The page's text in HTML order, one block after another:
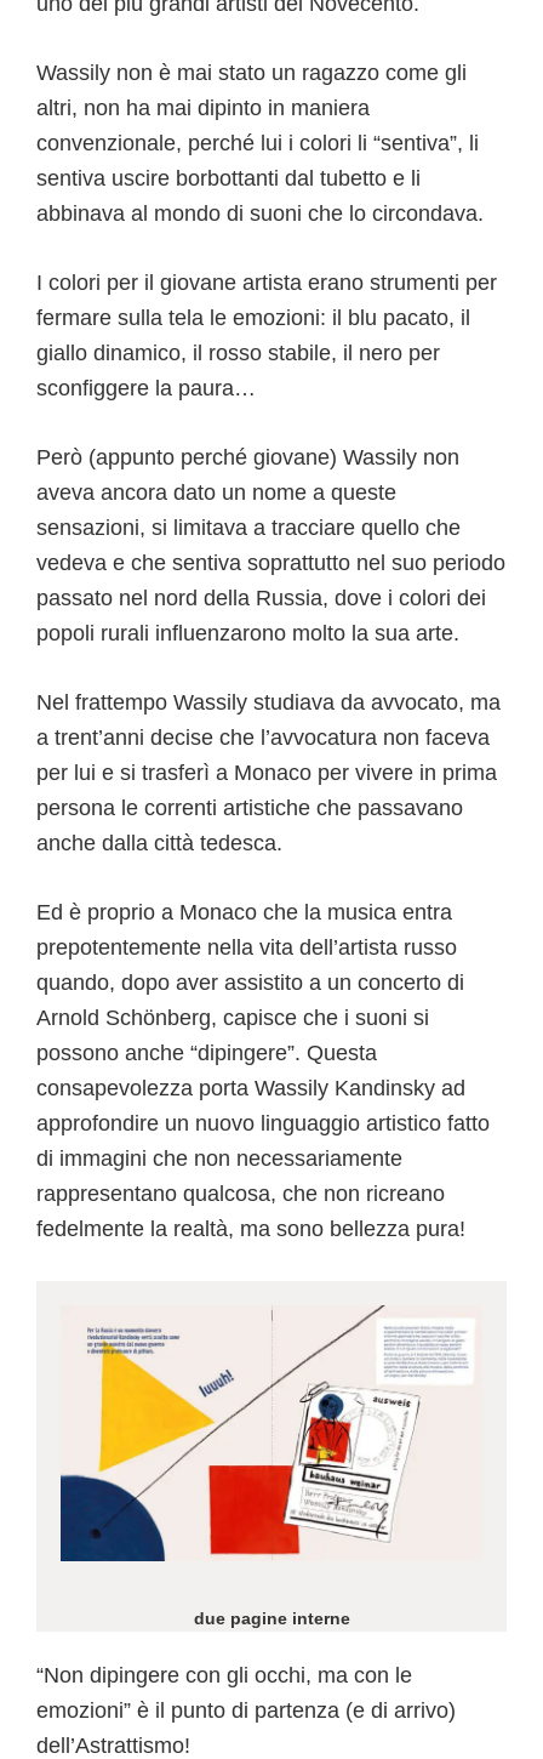
Wassily non è mai stato un ragazzo come gli
altri, non ha mai dipinto in maniera
convenzionale, perché lui i colori li “sentiva”, li
sentiva uscire borbottanti dal tubetto e li
abbinava al mondo di suoni che lo circondava.
I colori per il giovane artista erano strumenti per
fermare sulla tela le emozioni: il blu pacato, il
giallo dinamico, il rosso stabile, il nero per
sconfiggere la paura…
Però (appunto perché giovane) Wassily non
aveva ancora dato un nome a queste
sensazioni, si limitava a tracciare quello che
vedeva e che sentiva soprattutto nel suo periodo
passato nel nord della Russia, dove i colori dei
popoli rurali influenzarono molto la sua arte.
Nel frattempo Wassily studiava da avvocato, ma
a trent’anni decise che l’avvocatura non faceva
per lui e si trasferì a Monaco per vivere in prima
persona le correnti artistiche che passavano
anche dalla città tedesca.
Ed è proprio a Monaco che la musica entra
prepotentemente nella vita dell’artista russo
quando, dopo aver assistito a un concerto di
Arnold Schönberg, capisce che i suoni si
possono anche “dipingere”. Questa
consapevolezza porta Wassily Kandinsky ad
approfondire un nuovo linguaggio artistico fatto
di immagini che non necessariamente
rappresentano qualcosa, che non ricreano
fedelmente la realtà, ma sono bellezza pura!
due pagine interne
“Non dipingere con gli occhi, ma con le
emozioni” è il punto di partenza (e di arrivo)
dell’Astrattismo!